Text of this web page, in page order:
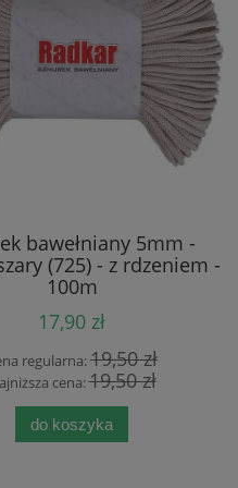
bawełniany 5mm -
(725) - z rdzeniem -
100m
17,90 zł
regularna:19,50 zł
cena:19,50 zł
do koszyka